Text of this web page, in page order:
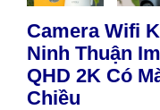
Camera Wifi
Ninh Thuận
QHD 2K Có
Chiều